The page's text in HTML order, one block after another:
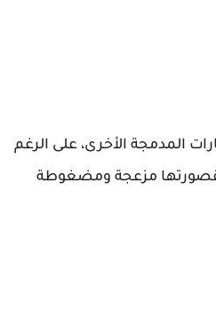
المدمجة الأخرى، على الرغم
مزعجة ومضغوطة